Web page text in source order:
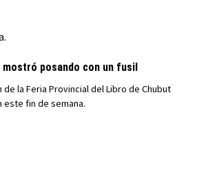
mostró posando con un fusil
de la Feria Provincial del Libro de Chubut
este fin de semana.